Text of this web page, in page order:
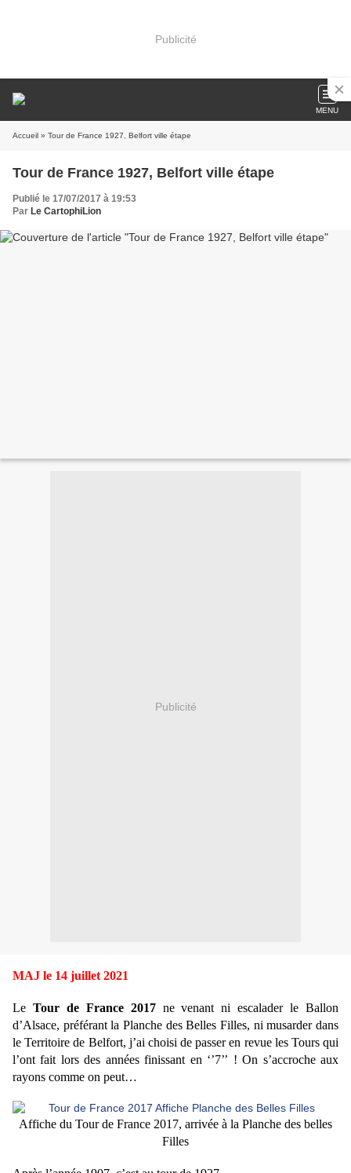
Publicité
MENU
Accueil » Tour de France 1927, Belfort ville étape
Tour de France 1927, Belfort ville étape
Publié le 17/07/2017 à 19:53
Par Le CartophiLion
Publicité
MAJ le 14 juillet 2021
Le Tour de France 2017ne venant ni escalader le Ballon
d’Alsace, préférant la Planche des Belles Filles, ni musarder dans
le Territoire de Belfort, j’ai choisi de passer en revue les Tours qui
l’ont fait lors des années finissant en ‘’7’’ ! On s’accroche aux
rayons comme on peut…
Affiche du Tour de France 2017, arrivée à la Planche des belles
Filles